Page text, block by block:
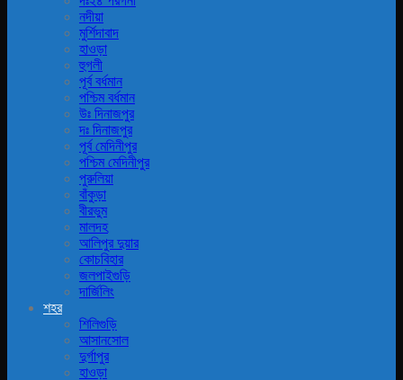
নদীয়া
মুর্শিদাবাদ
হাওড়া
হুগলী
পূর্ব বর্ধমান
পশ্চিম বর্ধমান
উঃ দিনাজপুর
দঃ দিনাজপুর
পূর্ব মেদিনীপুর
পশ্চিম মেদিনীপুর
পুরুলিয়া
বাঁকুড়া
বীরভুম
মালদহ
আলিপুর দুয়ার
কোচবিহার
জলপাইগুড়ি
দার্জিলিং
শহর
শিলিগুড়ি
আসানসোল
দুর্গাপুর
হাওড়া